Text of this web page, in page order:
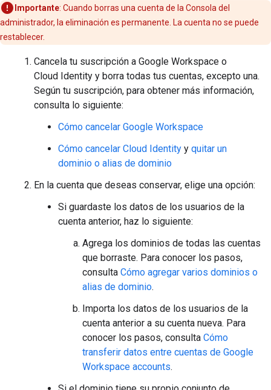
Importante: Cuando borras una cuenta de la Consola del
administrador, la eliminación es permanente. La cuenta no se puede
restablecer.
Cancela tu suscripción a Google Workspace o
Cloud Identity y borra todas tus cuentas, excepto una.
Según tu suscripción, para obtener más información,
consulta lo siguiente:
Cómo cancelar Google Workspace
Cómo cancelar Cloud Identity y quitar un
dominio o alias de dominio
En la cuenta que deseas conservar, elige una opción:
Si guardaste los datos de los usuarios de la
cuenta anterior, haz lo siguiente:
Agrega los dominios de todas las cuentas
que borraste. Para conocer los pasos,
consulta Cómo agregar varios dominios o
alias de dominio.
Importa los datos de los usuarios de la
cuenta anterior a su cuenta nueva. Para
conocer los pasos, consulta Cómo
transferir datos entre cuentas de Google
Workspace accounts.